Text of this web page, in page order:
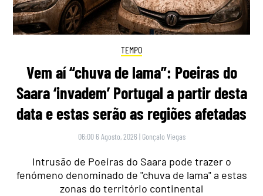
TEMPO
Vem aí “chuva de lama”: Poeiras do
Saara ‘invadem’ Portugal a partir desta
data e estas serão as regiões afetadas
06:00 6 Agosto, 2026 | Gonçalo Viegas
Intrusão de Poeiras do Saara pode trazer o
fenómeno denominado de "chuva de lama" a estas
zonas do território continental